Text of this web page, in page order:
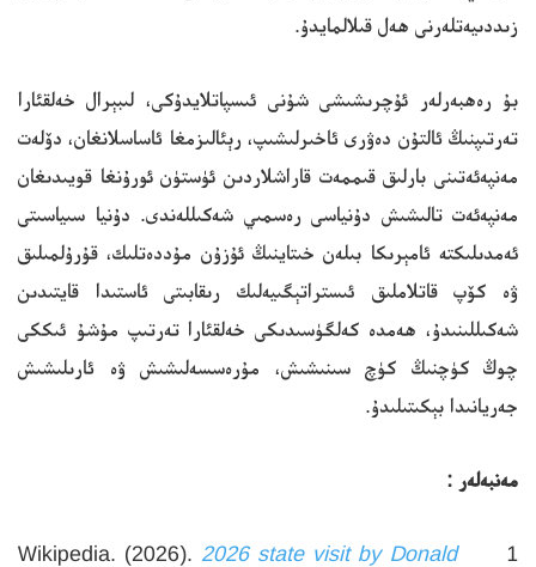
زىددىيەتلەرنى ھەل قىلالمايدۇ.
بۇ رەھبەرلەر ئۇچرىشىشى شۇنى ئىسپاتلايدۇكى، لىبېرال خەلقئارا
تەرتىپنىڭ ئالتۇن دەۋرى ئاخىرلىشىپ، رېئالىزمغا ئاساسلانغان، دۆلەت
مەنپەئەتىنى بارلىق قىممەت قاراشلاردىن ئۈستۈن ئورۇنغا قويىدىغان
مەنپەئەت تالىشىش دۇنياسى رەسمىي شەكىللەندى. دۇنيا سىياسىتى
ئەمدىلىكتە ئامېرىكا بىلەن خىتاينىڭ ئۇزۇن مۇددەتلىك، قۇرۇلمىلىق
ۋە كۆپ قاتلاملىق ئىستراتېگىيەلىك رىقابىتى ئاستىدا قايتىدىن
شەكىللىنىدۇ، ھەمدە كەلگۈسىدىكى خەلقئارا تەرتىپ مۇشۇ ئىككى
چوڭ كۈچنىڭ كۈچ سىنىشىش، مۇرەسسەلىشىش ۋە ئارىلىشىش
جەريانىدا بېكىتىلىدۇ.
مەنبەلەر :
1 Wikipedia. (2026).
2026 state visit by Donald